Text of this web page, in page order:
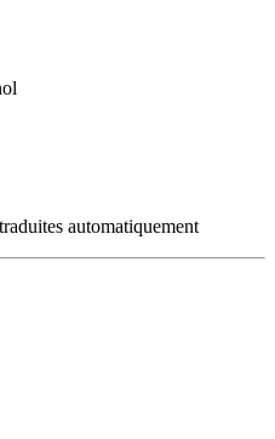
automatiquement